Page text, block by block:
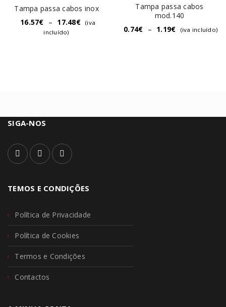
Tampa passa cabos inox
16.57€ – 17.48€
(iva
incluído)
Tampa passa cabos
mod.140
0.74€ – 1.19€ (iva incluído)
SIGA-NOS
TEMOS E CONDIÇÕES
Política de Privacidade
Política de Cookies
Termos e Condições
Contactos